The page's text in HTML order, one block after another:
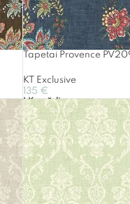
Tapetai Provence
KT Exclusive
135 €
Į Krepšelį